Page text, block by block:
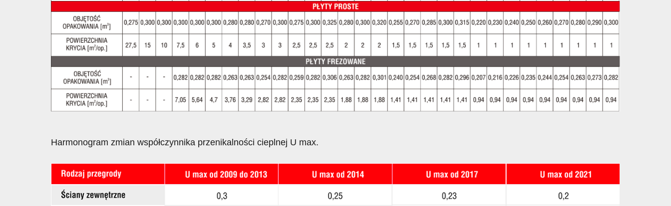
Harmonogram zmian współczynnika przenikalności cieplnej U max.